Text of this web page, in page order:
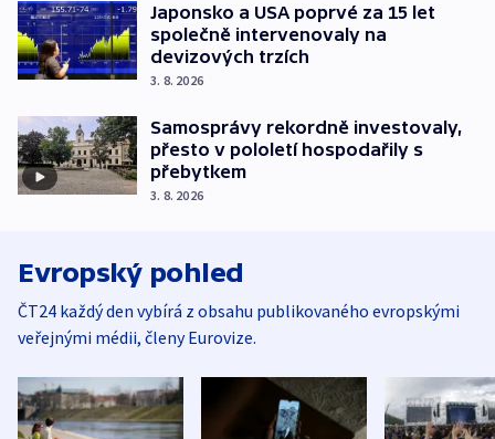
Japonsko a USA poprvé za 15 let
společně intervenovaly na
devizových trzích
3. 8. 2026
Samosprávy rekordně investovaly,
přesto v pololetí hospodařily s
přebytkem
3. 8. 2026
Evropský pohled
ČT24 každý den vybírá z obsahu publikovaného evropskými
veřejnými médii, členy Eurovize.